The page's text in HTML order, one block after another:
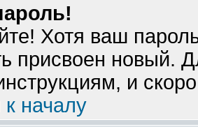
Хотя ваш
присвоен новый.
и
к началу